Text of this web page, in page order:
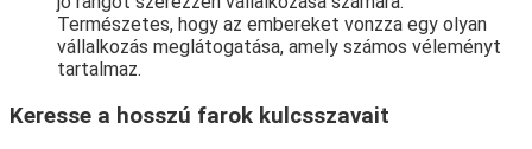
Természetes, hogy az embereket vonzza egy olyan
vállalkozás meglátogatása, amely számos véleményt
tartalmaz.
Keresse a hosszú farok kulcsszavait